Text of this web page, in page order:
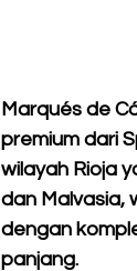
Marqués de
premium dari
wilayah Rioja
dan Malvasia,
dengan
panjang.